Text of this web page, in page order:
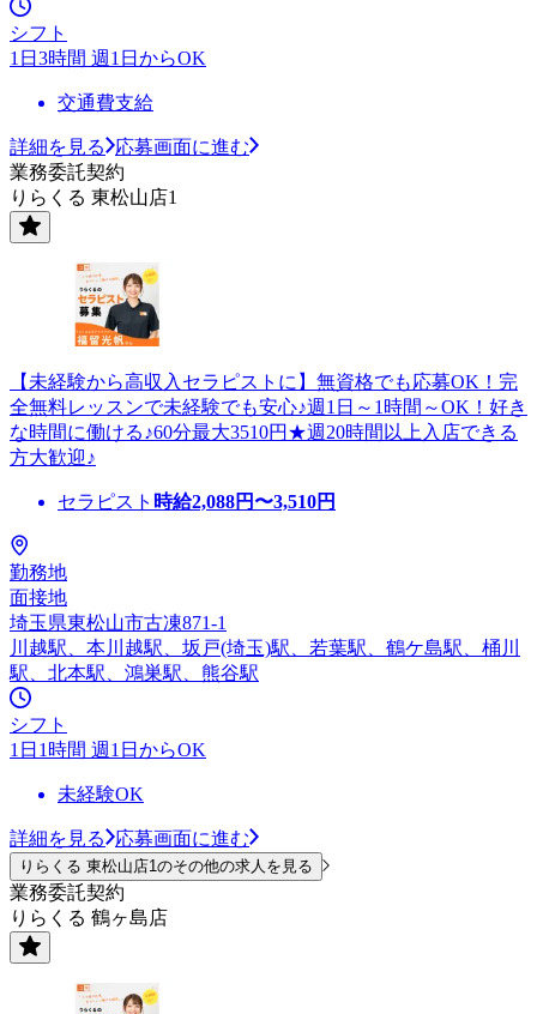
シフト
1日3時間 週1日からOK
交通費支給
詳細を見る
応募画面に進む
業務委託契約
りらくる 東松山店1
【未経験から高収入セラピストに】無資格でも応募OK！完
全無料レッスンで未経験でも安心♪週1日～1時間～OK！好き
な時間に働ける♪60分最大3510円★週20時間以上入店できる
方大歓迎♪
セラピスト 時給2,088円〜3,510円
勤務地
面接地
埼玉県東松山市古凍871-1
川越駅、本川越駅、坂戸(埼玉)駅、若葉駅、鶴ケ島駅、桶川
駅、北本駅、鴻巣駅、熊谷駅
シフト
1日1時間 週1日からOK
未経験OK
詳細を見る 応募画面に進む
りらくる 東松山店1のその他の求人を見る
業務委託契約
りらくる 鶴ヶ島店